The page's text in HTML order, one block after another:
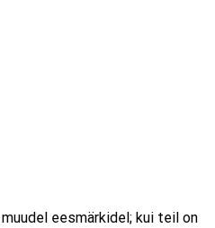
eesmärkidel; kui teil on